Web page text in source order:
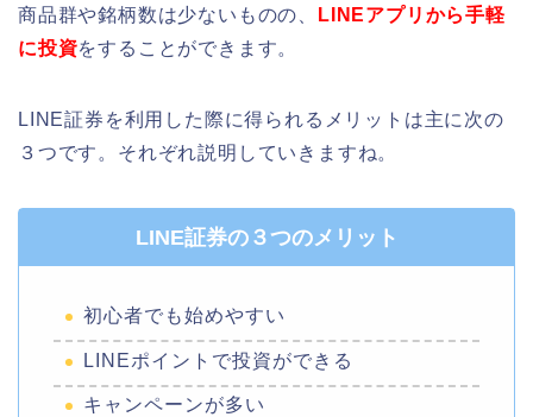
商品群や銘柄数は少ないものの、
LINEアプリから手軽
に投資をすることができます。
LINE証券を利用した際に得られるメリットは主に次の
３つです。それぞれ説明していきますね。
LINE証券の３つのメリット
初心者でも始めやすい
LINEポイントで投資ができる
キャンペーンが多い